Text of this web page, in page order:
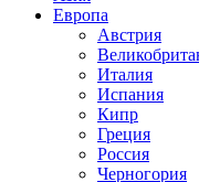
Европа
Австрия
Италия
Испания
Кипр
Греция
Россия
Черногория